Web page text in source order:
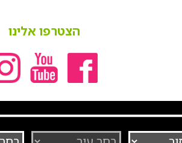
הצטרפו אלינו